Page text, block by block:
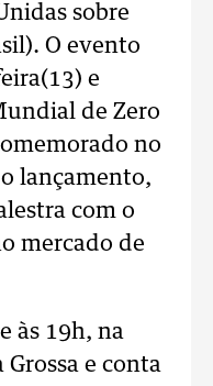
sobre
O evento
e
de Zero
no
lançamento,
com o
mercado de
às 19h, na
Grossa e conta